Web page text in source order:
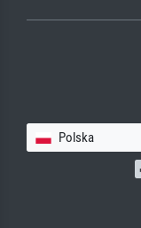
Polska